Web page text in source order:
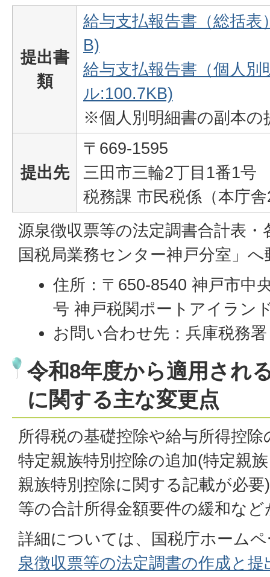
提出書
類
給与支払報告書（総括
B)
給与支払報告書（個人
ル:100.7KB)
※個人別明細書の副本の
提出先
〒669-1595
三田市三輪2丁目1番1号
税務課 市民税係（本庁
源泉徴収票等の法定調書合計表
国税局業務センター神戸分室」
住所：〒650-8540 神戸市中
号 神戸税関ポートアイラン
お問い合わせ先：兵庫税務
令和8年度から適用され
に関する主な変更点
所得税の基礎控除や給与所得控
特定親族特別控除の追加(特定親
親族特別控除に関する記載が必
等の合計所得金額要件の緩和な
詳細については、国税庁ホーム
泉徴収票等の法定調書の作成と提